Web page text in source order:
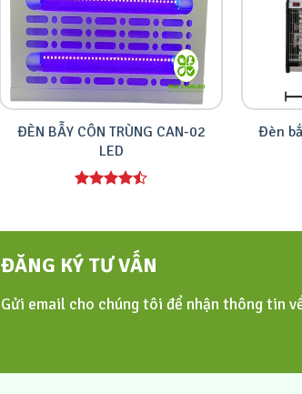
ĐÈN BẪY CÔN TRÙNG CAN-02
LED
Đèn
ĐĂNG KÝ TƯ VẤN
Gửi email cho chúng tôi để nhận thông tin